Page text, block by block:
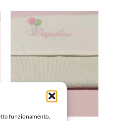
funzionamento,
Aggiungi
desideri